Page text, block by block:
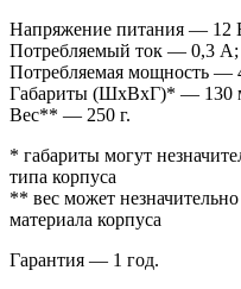
Напряжение питания — 12
Потребляемый ток — 0,3 А;
Потребляемая мощность —
Габариты (ШxВxГ)* — 130
Вес** — 250 г.
* габариты могут
типа корпуса
** вес может
материала корпуса
Гарантия — 1 год.